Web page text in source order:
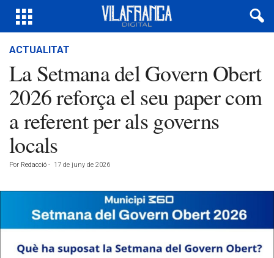
ACTUALITAT
La Setmana del Govern Obert
2026 reforça el seu paper com
a referent per als governs
locals
Por Redacció - 17 de juny de 2026